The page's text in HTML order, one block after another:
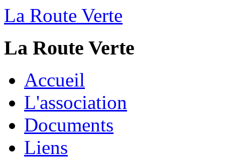
La Route Verte
La Route Verte
Accueil
L'association
Documents
Liens